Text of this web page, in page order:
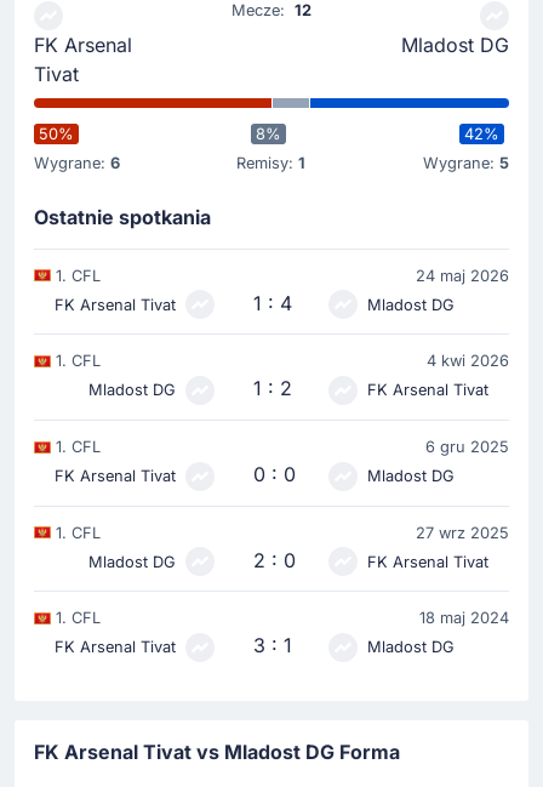
FK Arsenal
Tivat
Mecze: 12
Mladost DG
50%
Wygrane: 6
8%
Remisy:1
42%
Wygrane: 5
Ostatnie spotkania
1. CFL
24 maj 2026
FK Arsenal Tivat
1 : 4 Mladost DG
1. CFL
4 kwi 2026
Mladost DG
1 : 2 FK Arsenal Tivat
1. CFL
6 gru 2025
FK Arsenal Tivat
0 : 0 Mladost DG
1. CFL
27 wrz 2025
Mladost DG
2 : 0 FK Arsenal Tivat
1. CFL
18 maj 2024
FK Arsenal Tivat
3 : 1 Mladost DG
FK Arsenal Tivat vs Mladost DG Forma